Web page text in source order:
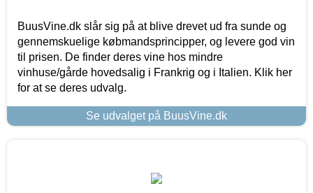
BuusVine.dk slår sig på at blive drevet ud fra sunde og
gennemskuelige købmandsprincipper, og levere god vin
til prisen. De finder deres vine hos mindre
vinhuse/gårde hovedsalig i Frankrig og i Italien. Klik her
for at se deres udvalg.
Se udvalget på BuusVine.dk